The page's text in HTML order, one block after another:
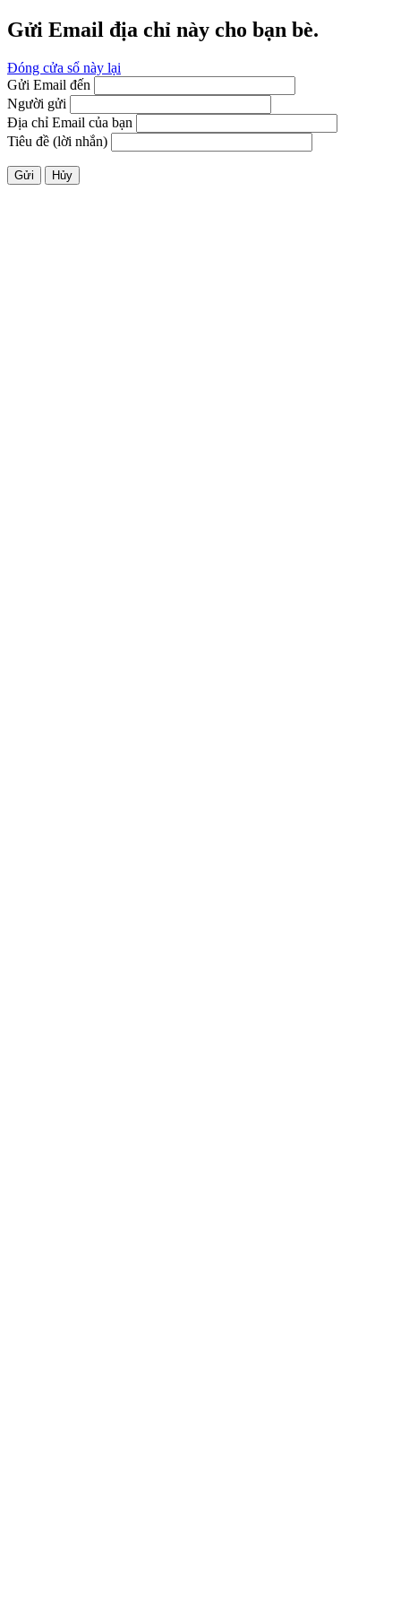
Gửi Email địa chỉ này cho bạn bè.
Đóng cửa sổ này lại
Gửi Email đến
Người gửi
Địa chỉ Email của bạn
Tiêu đề (lời nhắn)
Gửi Hủy